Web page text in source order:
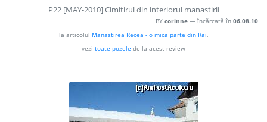
P22 [MAY-2010] Cimitirul din interiorul manastirii
BY corinne — încărcată în 06.08.10
la articolul Manastirea Recea - o mica parte din Rai,
vezi toate pozele de la acest review